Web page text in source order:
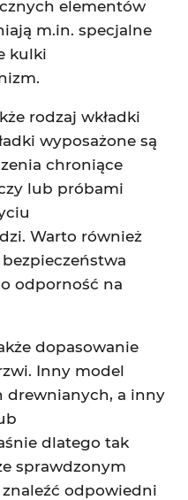
elementów
m.in. specjalne
kulki
rodzaj wkładki
wyposażone są
chroniące
lub próbami
Warto również
odporność na
dopasowanie
Inny model
drewnianych, a inny
dlatego tak
sprawdzonym
odpowiedni